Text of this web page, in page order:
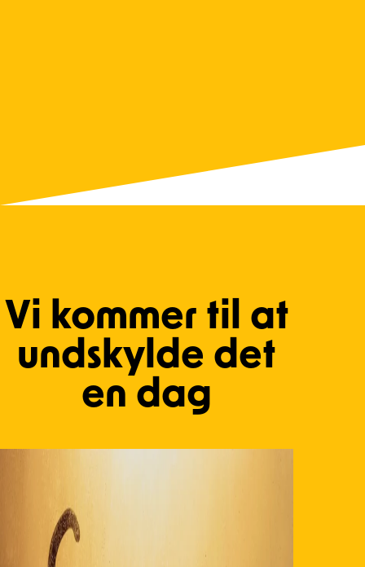
Vi kommer til at
undskylde det
en dag